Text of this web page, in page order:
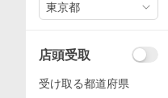
東京都
店頭受取
受け取る都道府県